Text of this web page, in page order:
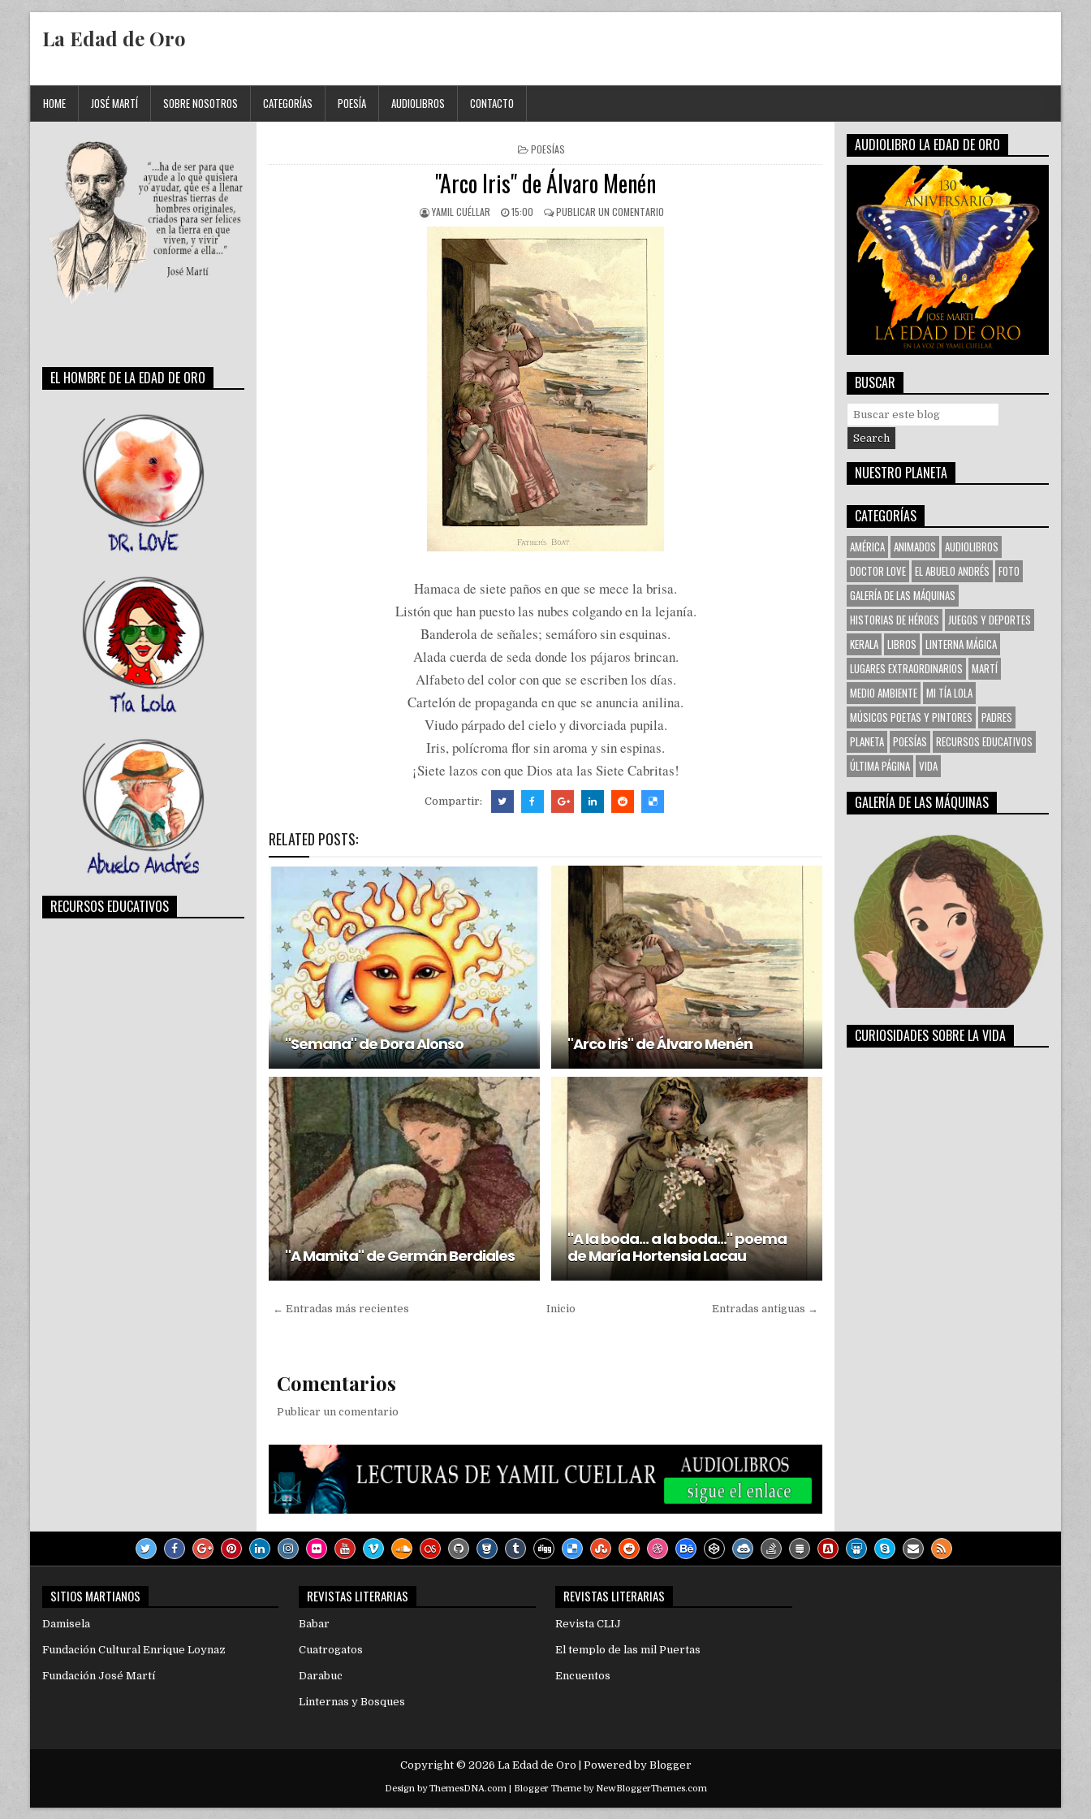
La Edad de Oro
HOME JOSÉ MARTÍ SOBRE NOSOTROS CATEGORÍAS POESÍA AUDIOLIBROS CONTACTO
POESÍAS
"Arco Iris" de Álvaro Menén
YAMIL CUÉLLAR 15:00 PUBLICAR UN COMENTARIO
Hamaca de siete paños en que se mece la brisa.
Listón que han puesto las nubes colgando en la lejanía.
Banderola de señales; semáforo sin esquinas.
Alada cuerda de seda donde los pájaros brincan.
Alfabeto del color con que se escriben los días.
Cartelón de propaganda en que se anuncia anilina.
Viudo párpado del cielo y divorciada pupila.
Iris, polícroma flor sin aroma y sin espinas.
¡Siete lazos con que Dios ata las Siete Cabritas!
Compartir:
RELATED POSTS:
"Semana" de Dora Alonso "Arco Iris" de Álvaro Menén
"A Mamita" de Germán Berdiales
"A la boda... a la boda..." poema
de María Hortensia Lacau
← Entradas más recientes Entradas antiguas →
Inicio
Comentarios
Publicar un comentario
EL HOMBRE DE LA EDAD DE ORO
RECURSOS EDUCATIVOS
AUDIOLIBRO LA EDAD DE ORO
BUSCAR
e
r
f
r
:
NUESTRO PLANETA
CATEGORÍAS
AMÉRICA ANIMADOS AUDIOLIBROS
DOCTOR LOVE EL ABUELO ANDRÉS FOTO
GALERÍA DE LAS MÁQUINAS
HISTORIAS DE HÉROES JUEGOS Y DEPORTES
KERALA LIBROS LINTERNA MÁGICA
LUGARES EXTRAORDINARIOS MARTÍ
MEDIO AMBIENTE MI TÍA LOLA
MÚSICOS POETAS Y PINTORES PADRES
PLANETA POESÍAS RECURSOS EDUCATIVOS
ÚLTIMA PÁGINA VIDA
GALERÍA DE LAS MÁQUINAS
CURIOSIDADES SOBRE LA VIDA
SITIOS MARTIANOS
Damisela
Fundación Cultural Enrique Loynaz
Fundación José Martí
REVISTAS LITERARIAS
Babar
Cuatrogatos
Darabuc
Linternas y Bosques
REVISTAS LITERARIAS
Revista CLIJ
El templo de las mil Puertas
Encuentos
Copyright © 2026 La Edad de Oro | Powered by Blogger
Design byThemesDNA.com| Blogger Theme by NewBloggerThemes.com